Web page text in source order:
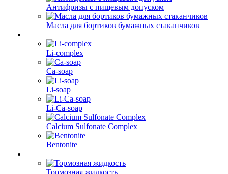
Антифризы с пищевым допуском
Масла для бортиков бумажных стаканчиков
Li-complex
Ca-soap
Li-soap
Li-Ca-soap
Calcium Sulfonate Complex
Bentonite
Тормозная жидкость